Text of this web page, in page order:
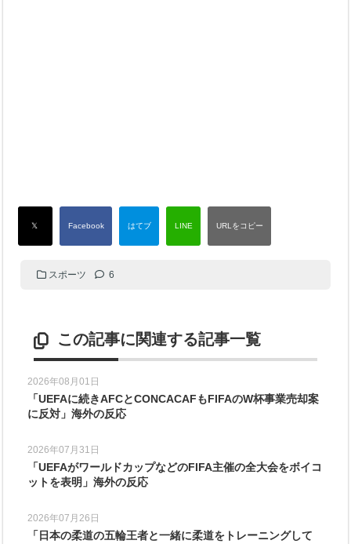
スポーツ 6
この記事に関連する記事一覧
2026年08月01日
「UEFAに続きAFCとCONCACAFもFIFAのW杯事業売却案
に反対」海外の反応
2026年07月31日
「UEFAがワールドカップなどのFIFA主催の全大会をボイコ
ットを表明」海外の反応
2026年07月26日
「日本の柔道の五輪王者と一緒に柔道をトレーニングして